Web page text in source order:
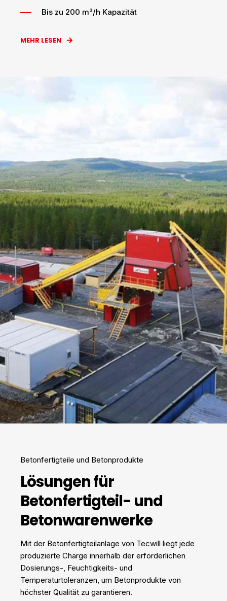
Bis zu 200 m³/h Kapazität
MEHR LESEN
Betonfertigteile und Betonprodukte
Lösungen für
Betonfertigteil- und
Betonwarenwerke
Mit der Betonfertigteilanlage von Tecwill liegt jede
produzierte Charge innerhalb der erforderlichen
Dosierungs-, Feuchtigkeits- und
Temperaturtoleranzen, um Betonprodukte von
höchster Qualität zu garantieren.